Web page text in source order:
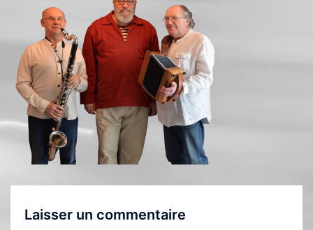
Laisser un commentaire